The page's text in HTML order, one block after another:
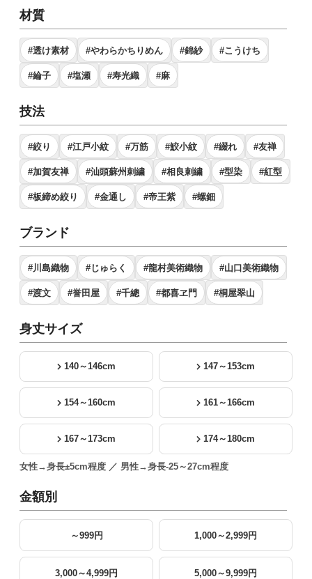
材質
#透け素材 #やわらかちりめん #錦紗 #こうけち
#綸子 #塩瀬 #寿光織 #麻
技法
#絞り #江戸小紋 #万筋 #鮫小紋 #綴れ #友禅
#加賀友禅 #汕頭蘇州刺繍 #相良刺繍 #型染 #紅型
#板締め絞り #金通し #帝王紫 #螺鈿
ブランド
#川島織物 #じゅらく #龍村美術織物 #山口美術織物
#渡文 #誉田屋 #千總 #都喜ヱ門 #桐屋翠山
身丈サイズ
140～146cm 147～153cm
154～160cm 161～166cm
167～173cm 174～180cm
女性→身長±5cm程度 ／ 男性→身長-25～27cm程度
金額別
～999円 1,000～2,999円
3,000～4,999円 5,000～9,999円